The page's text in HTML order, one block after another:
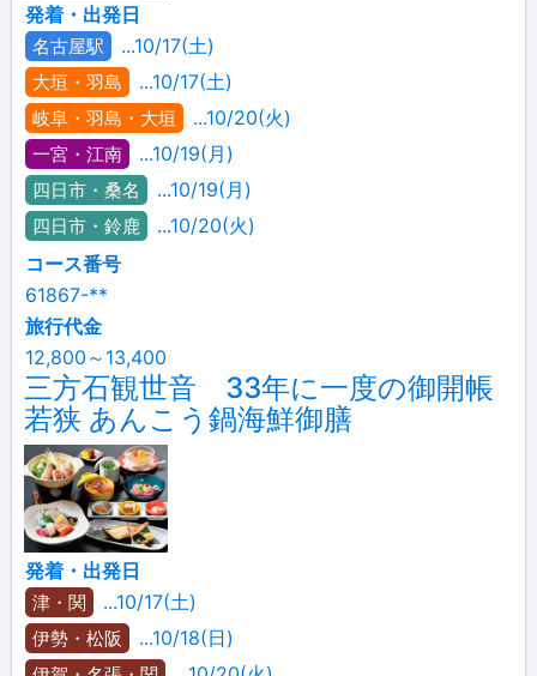
発着・出発日
名古屋駅 ...10/17(土)
大垣・羽島 ...10/17(土)
岐阜・羽島・大垣 ...10/20(火)
一宮・江南 ...10/19(月)
四日市・桑名 ...10/19(月)
四日市・鈴鹿
...10/20(火)
コース番号
61867-**
旅行代金
12,800～13,400
三方石観世音 33年に一度の御開帳
若狭 あんこう鍋海鮮御膳
発着・出発日
津・関 ...10/17(土)
伊勢・松阪 ...10/18(日)